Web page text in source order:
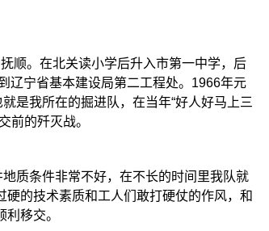
。在北关读小学后升入市第一中学，后
辽宁省基本建设局第二工程处。1966年元
是我所在的掘进队，在当年“好人好马上三
前的歼灭战。
质条件非常不好，在不长的时间里我队就
的技术素质和工人们敢打硬仗的作风，和
移交。